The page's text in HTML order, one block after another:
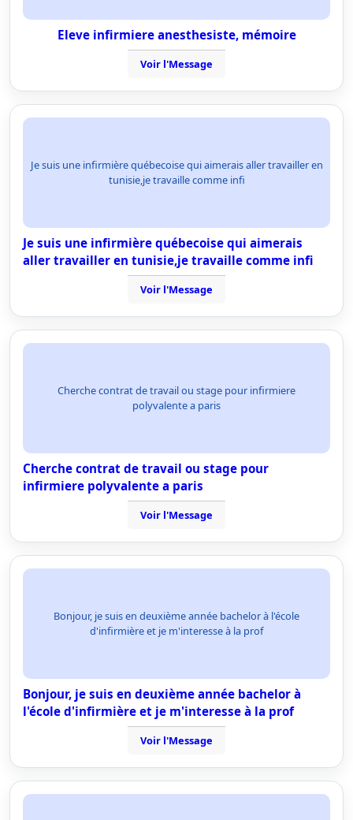
Eleve infirmiere anesthesiste, mémoire
Voir l'Message
Je suis une infirmière québecoise qui aimerais aller travailler en
tunisie,je travaille comme infi
Je suis une infirmière québecoise qui aimerais
aller travailler en tunisie,je travaille comme infi
Voir l'Message
Cherche contrat de travail ou stage pour infirmiere
polyvalente a paris
Cherche contrat de travail ou stage pour
infirmiere polyvalente a paris
Voir l'Message
Bonjour, je suis en deuxième année bachelor à l'école
d'infirmière et je m'interesse à la prof
Bonjour, je suis en deuxième année bachelor à
l'école d'infirmière et je m'interesse à la prof
Voir l'Message